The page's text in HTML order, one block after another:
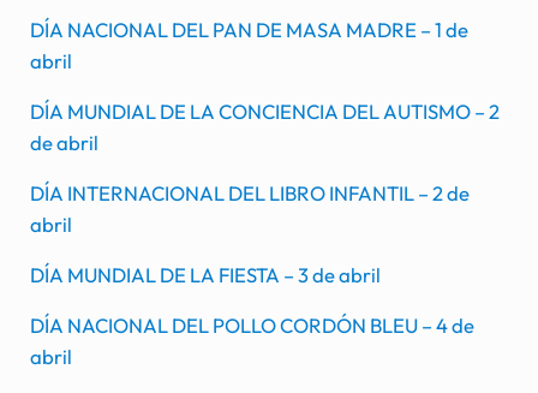
DÍA NACIONAL DEL PAN DE MASA MADRE – 1 de
abril
DÍA MUNDIAL DE LA CONCIENCIA DEL AUTISMO – 2
de abril
DÍA INTERNACIONAL DEL LIBRO INFANTIL – 2 de
abril
DÍA MUNDIAL DE LA FIESTA – 3 de abril
DÍA NACIONAL DEL POLLO CORDÓN BLEU – 4 de
abril